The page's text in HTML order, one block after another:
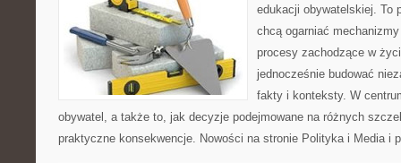
edukacji obywatelskiej. To
chcą ogarniać
procesy zachodzące w
jednocześnie budować
fakty i konteksty. W
obywatel, a także to, jak decyzje podejmowane na różnych
praktyczne konsekwencje. Nowości na stronie Polityka i Media